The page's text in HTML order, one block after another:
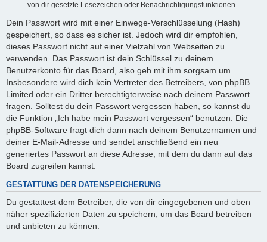
von dir gesetzte Lesezeichen oder Benachrichtigungsfunktionen.
Dein Passwort wird mit einer Einwege-Verschlüsselung (Hash)
gespeichert, so dass es sicher ist. Jedoch wird dir empfohlen,
dieses Passwort nicht auf einer Vielzahl von Webseiten zu
verwenden. Das Passwort ist dein Schlüssel zu deinem
Benutzerkonto für das Board, also geh mit ihm sorgsam um.
Insbesondere wird dich kein Vertreter des Betreibers, von phpBB
Limited oder ein Dritter berechtigterweise nach deinem Passwort
fragen. Solltest du dein Passwort vergessen haben, so kannst du
die Funktion „Ich habe mein Passwort vergessen“ benutzen. Die
phpBB-Software fragt dich dann nach deinem Benutzernamen und
deiner E-Mail-Adresse und sendet anschließend ein neu
generiertes Passwort an diese Adresse, mit dem du dann auf das
Board zugreifen kannst.
GESTATTUNG DER DATENSPEICHERUNG
Du gestattest dem Betreiber, die von dir eingegebenen und oben
näher spezifizierten Daten zu speichern, um das Board betreiben
und anbieten zu können.